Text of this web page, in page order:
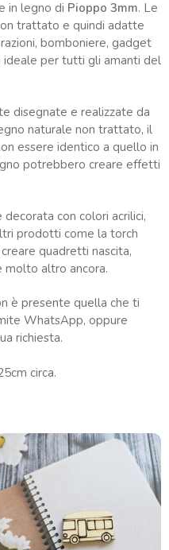
in legno di Pioppo 3mm. Le
trattato e quindi adatte
bomboniere, gadget
ideale per tutti gli amanti del
disegnate e realizzate da
naturale non trattato, il
essere identico a quello in
potrebbero creare effetti
con colori acrilici,
prodotti come la torch
quadretti nascita,
molto altro ancora.
è presente quella che ti
WhatsApp, oppure
richiesta.
circa.